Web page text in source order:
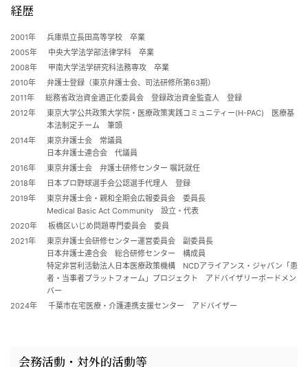
経歴
2001年
兵庫県立長田高等学校 卒業
2005年
中央大学法学部法律学科 卒業
2008年
甲南大学法学研究科法務専攻 卒業
2010年
弁護士登録（東京弁護士会、司法研修所第63期）
2011年
総務省政治資金適正化委員会 登録政治資金監査人 登録
2012年
東京大学公共政策大学院・医療政策実践コミュニティー(H-PAC) 医療基
本法制定チーム 筆頭
2014年
東京弁護士会 常議員
日本弁護士連合会 代議員
2016年
東京弁護士会 弁護士研修センター 嘱託就任
2018年
日本プロ野球選手会公認選手代理人 登録
2019年
東京弁護士会・親和全期会広報委員会 委員長
Medical Basic Act Community 設立・代表
2020年
板橋区いじめ問題専門委員会 委員
2021年
東京弁護士会研修センター運営委員会 副委員長
日本弁護士連合会 総合研修センター 構成員
特定非営利活動法人日本医療政策機構 NCDアライアンス・ジャパン「患
者・当事者プラットフォーム」プロジェクト アドバイザリーボードメン
バー
2024年
千葉市在宅医療・介護連携支援センター アドバイザー
会務活動・対外的活動等